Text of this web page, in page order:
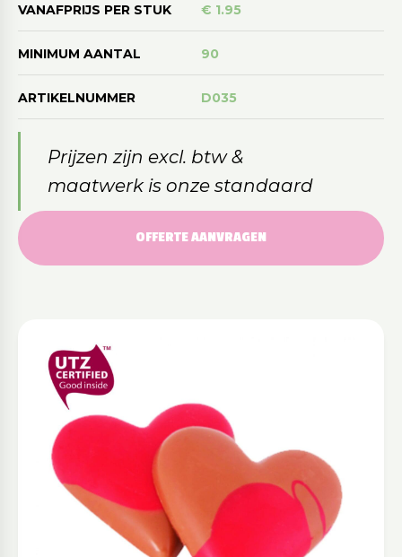
VANAFPRIJS PER STUK € 1.95
MINIMUM AANTAL 90
ARTIKELNUMMER D035
Prijzen zijn excl. btw &
maatwerk is onze standaard
OFFERTE AANVRAGEN